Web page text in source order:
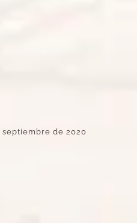
septiembre de 2020